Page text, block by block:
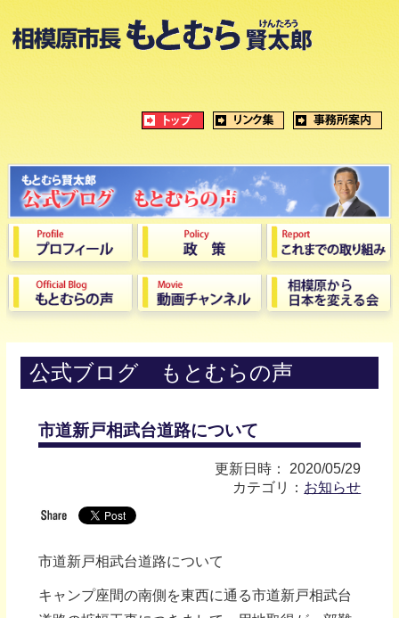
公式ブログ もとむらの声
市道新戸相武台道路について
更新日時： 2020/05/29
カテゴリ： お知らせ
市道新戸相武台道路について
キャンプ座間の南側を東西に通る市道新戸相武台